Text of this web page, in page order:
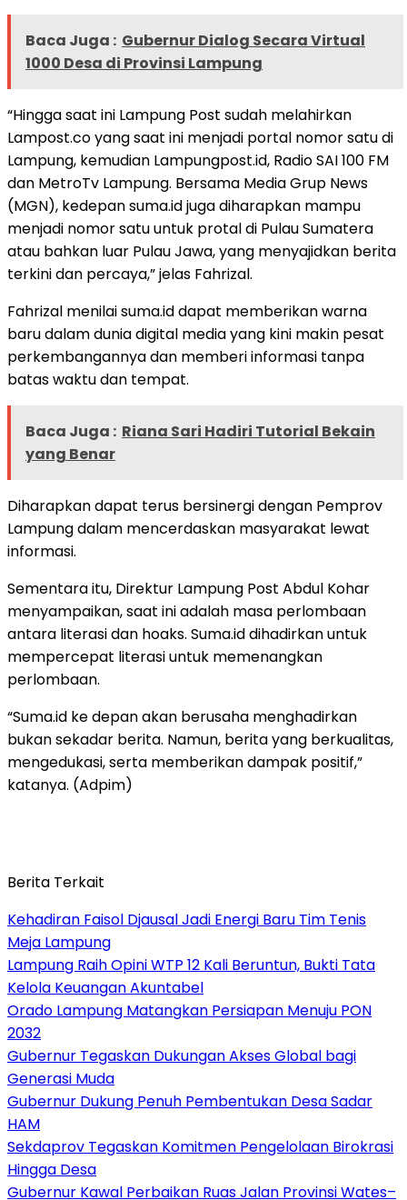
Baca Juga : Gubernur Dialog Secara Virtual
1000 Desa di Provinsi Lampung
“Hingga saat ini Lampung Post sudah melahirkan
Lampost.co yang saat ini menjadi portal nomor satu di
Lampung, kemudian Lampungpost.id, Radio SAI 100 FM
dan MetroTv Lampung. Bersama Media Grup News
(MGN), kedepan suma.id juga diharapkan mampu
menjadi nomor satu untuk protal di Pulau Sumatera
atau bahkan luar Pulau Jawa, yang menyajidkan berita
terkini dan percaya,” jelas Fahrizal.
Fahrizal menilai suma.id dapat memberikan warna
baru dalam dunia digital media yang kini makin pesat
perkembangannya dan memberi informasi tanpa
batas waktu dan tempat.
Baca Juga : Riana Sari Hadiri Tutorial Bekain
yang Benar
Diharapkan dapat terus bersinergi dengan Pemprov
Lampung dalam mencerdaskan masyarakat lewat
informasi.
Sementara itu, Direktur Lampung Post Abdul Kohar
menyampaikan, saat ini adalah masa perlombaan
antara literasi dan hoaks. Suma.id dihadirkan untuk
mempercepat literasi untuk memenangkan
perlombaan.
“Suma.id ke depan akan berusaha menghadirkan
bukan sekadar berita. Namun, berita yang berkualitas,
mengedukasi, serta memberikan dampak positif,”
katanya. (Adpim)
Berita Terkait
Kehadiran Faisol Djausal Jadi Energi Baru Tim Tenis
Meja Lampung
Lampung Raih Opini WTP 12 Kali Beruntun, Bukti Tata
Kelola Keuangan Akuntabel
Orado Lampung Matangkan Persiapan Menuju PON
2032
Gubernur Tegaskan Dukungan Akses Global bagi
Generasi Muda
Gubernur Dukung Penuh Pembentukan Desa Sadar
HAM
Sekdaprov Tegaskan Komitmen Pengelolaan Birokrasi
Hingga Desa
Gubernur Kawal Perbaikan Ruas Jalan Provinsi Wates–